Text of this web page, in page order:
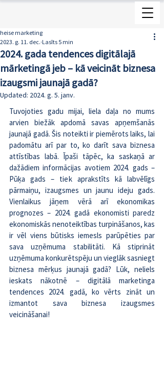
2024. gada tendences digitālajā
mārketingā jeb – kā veicināt biznesa
izaugsmi jaunajā gadā?
heise marketing
2023. g. 11. dec. Lasīts 5 min
Updated: 2024. g. 5. janv.
Tuvojoties gadu mijai, liela daļa no mums
arvien biežāk apdomā savas apņemšanās
jaunajā gadā. Šis noteikti ir piemērots laiks, lai
padomātu arī par to, ko darīt sava biznesa
attīstības labā. Īpaši tāpēc, ka saskaņā ar
dažādiem informācijas avotiem 2024. gads –
Pūķa gads – tiek aprakstīts kā labvēlīgs
pārmaiņu, izaugsmes un jaunu ideju gads.
Vienlaikus jāņem vērā arī ekonomikas
prognozes – 2024. gadā ekonomisti paredz
ekonomiskās nenoteiktības turpināšanos, kas
ir vēl viens būtisks iemesls parūpēties par
sava uzņēmuma stabilitāti. Kā stiprināt
uzņēmuma konkurētspēju un vieglāk sasniegt
biznesa mērķus jaunajā gadā? Lūk, neliels
ieskats nākotnē – digitālā marketinga
tendences 2024. gadā, ko vērts zināt un
izmantot sava biznesa izaugsmes
veicināšanai!